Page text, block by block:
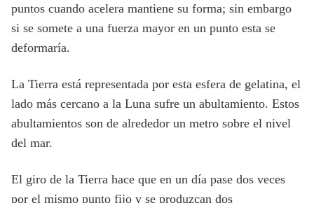
puntos cuando acelera mantiene su forma; sin embargo
si se somete a una fuerza mayor en un punto esta se
deformaría.
La Tierra está representada por esta esfera de gelatina, el
lado más cercano a la Luna sufre un abultamiento. Estos
abultamientos son de alrededor un metro sobre el nivel
del mar.
El giro de la Tierra hace que en un día pase dos veces
por el mismo punto fijo y se produzcan dos